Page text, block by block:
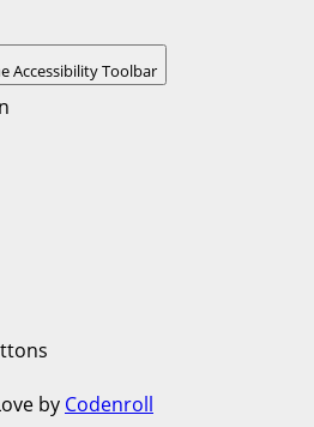
Accessibility Toolbar
by Codenroll